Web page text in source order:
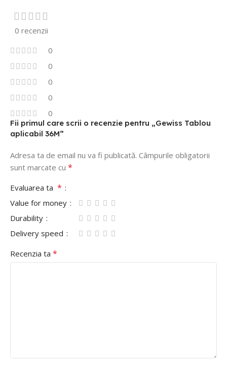
0 recenzii
0
0
0
0
0
Fii primul care scrii o recenzie pentru „Gewiss Tablou
aplicabil 36M”
Adresa ta de email nu va fi publicată. Câmpurile obligatorii
sunt marcate cu *
Evaluarea ta *
Value for money
Durability
Delivery speed
Recenzia ta *